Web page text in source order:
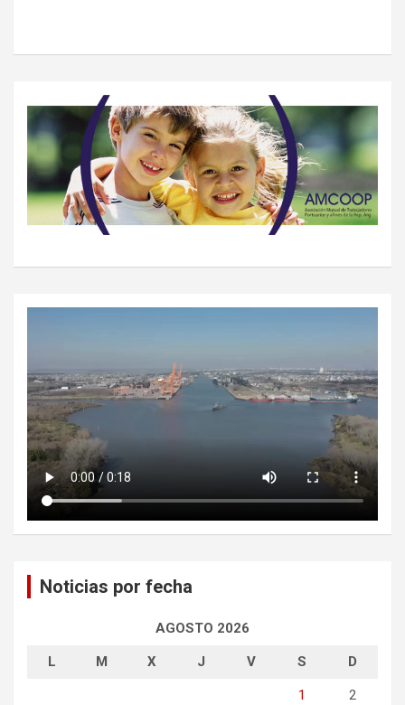
Noticias por fecha
AGOSTO 2026
L M X J V S D
1 2